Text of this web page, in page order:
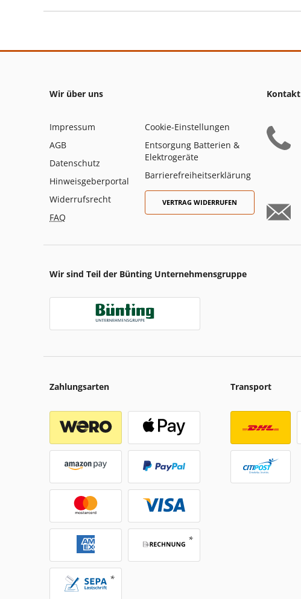
Wir über uns
Impressum
AGB
Datenschutz
Hinweisgeberportal
Widerrufsrecht
FAQ
Cookie-Einstellungen
Entsorgung Batterien &
Elektrogeräte
Barrierefreiheitserklärung
VERTRAG WIDERRUFEN
Kontakt
Wir sind Teil der Bünting Unternehmensgruppe
Zahlungsarten Transport